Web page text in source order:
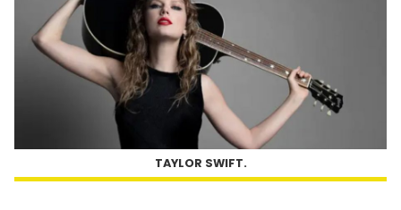
TAYLOR SWIFT.